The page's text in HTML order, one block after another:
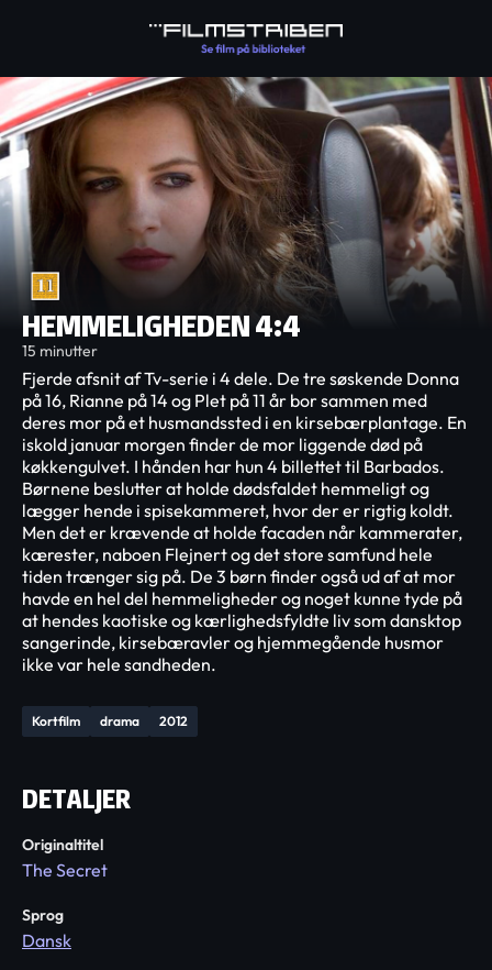
HEMMELIGHEDEN 4:4
15 minutter
Kortfilm drama 2012
Fjerde afsnit af Tv-serie i 4 dele. De tre søskende Donna
på 16, Rianne på 14 og Plet på 11 år bor sammen med
deres mor på et husmandssted i en kirsebærplantage. En
iskold januar morgen finder de mor liggende død på
køkkengulvet. I hånden har hun 4 billettet til Barbados.
Børnene beslutter at holde dødsfaldet hemmeligt og
lægger hende i spisekammeret, hvor der er rigtig koldt.
Men det er krævende at holde facaden når kammerater,
kærester, naboen Flejnert og det store samfund hele
tiden trænger sig på. De 3 børn finder også ud af at mor
havde en hel del hemmeligheder og noget kunne tyde på
at hendes kaotiske og kærlighedsfyldte liv som dansktop
sangerinde, kirsebæravler og hjemmegående husmor
ikke var hele sandheden.
DETALJER
Originaltitel
The Secret
Sprog
Dansk